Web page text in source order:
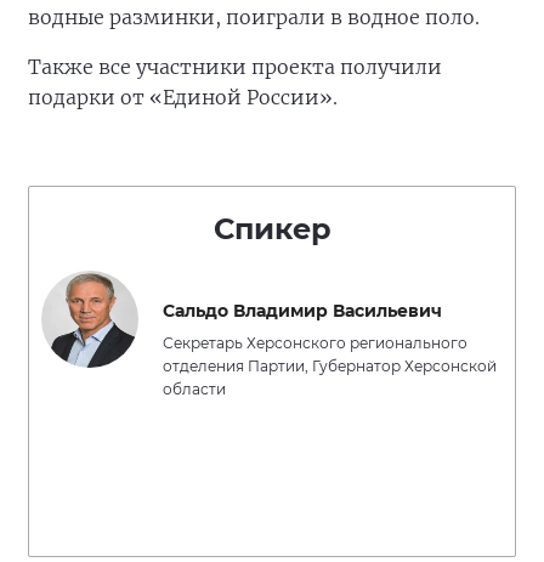
водные разминки, поиграли в водное поло.
Также все участники проекта получили
подарки от «Единой России».
Спикер
Сальдо Владимир Васильевич
Секретарь Херсонского регионального
отделения Партии, Губернатор Херсонской
области